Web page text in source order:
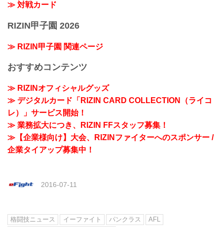
≫ 対戦カード
RIZIN甲子園 2026
≫ RIZIN甲子園 関連ページ
おすすめコンテンツ
≫ RIZINオフィシャルグッズ
≫ デジタルカード「RIZIN CARD COLLECTION（ライコ
レ）」サービス開始！
≫ 業務拡大につき、RIZIN FFスタッフ募集！
≫【企業様向け】大会、RIZINファイターへのスポンサー /
企業タイアップ募集中！
2016-07-11
格闘技ニュース イーファイト パンクラス AFL